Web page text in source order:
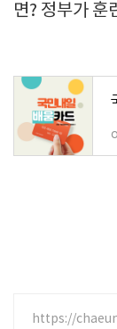
면? 정부가 훈
https://